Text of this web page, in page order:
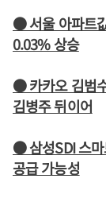
● 서울 아파트
0.03% 상승
● 카카오 김범
김병주 뒤이어
● 삼성SDI 스마
공급 가능성